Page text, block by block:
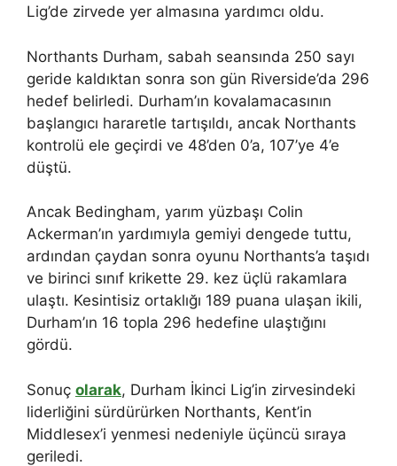
Lig’de zirvede yer almasına yardımcı oldu.
Northants Durham, sabah seansında 250 sayı
geride kaldıktan sonra son gün Riverside’da 296
hedef belirledi. Durham’ın kovalamacasının
başlangıcı hararetle tartışıldı, ancak Northants
kontrolü ele geçirdi ve 48’den 0’a, 107’ye 4’e
düştü.
Ancak Bedingham, yarım yüzbaşı Colin
Ackerman’ın yardımıyla gemiyi dengede tuttu,
ardından çaydan sonra oyunu Northants’a taşıdı
ve birinci sınıf krikette 29. kez üçlü rakamlara
ulaştı. Kesintisiz ortaklığı 189 puana ulaşan ikili,
Durham’ın 16 topla 296 hedefine ulaştığını
gördü.
Sonuç olarak, Durham İkinci Lig’in zirvesindeki
liderliğini sürdürürken Northants, Kent’in
Middlesex’i yenmesi nedeniyle üçüncü sıraya
geriledi.